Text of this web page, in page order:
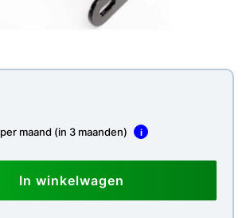
per maand (in 3 maanden) i
In winkelwagen